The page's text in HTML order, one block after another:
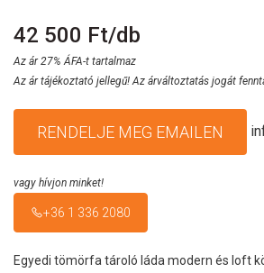
42 500 Ft/db
Az ár 27% ÁFA-t tartalmaz
Az ár tájékoztató jellegű! Az árváltoztatás jogát
RENDELJE MEG EMAILEN
vagy hívjon minket!
+36 1 336 2080
Egyedi tömörfa tároló láda modern és loft